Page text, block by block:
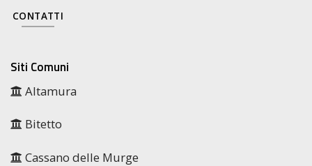
CONTATTI
Siti Comuni
Altamura
Bitetto
Cassano delle Murge